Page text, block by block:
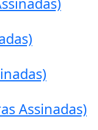
Assinadas)